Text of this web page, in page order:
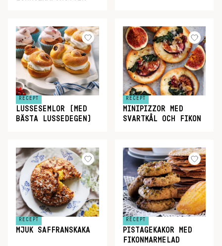
RECEPT
LUSSESEMLOR (MED
BÄSTA LUSSEDEGEN)
RECEPT
MINIPIZZOR MED
SVARTKÅL OCH FIKON
RECEPT
MJUK SAFFRANSKAKA
RECEPT
PISTAGEKAKOR MED
FIKONMARMELAD